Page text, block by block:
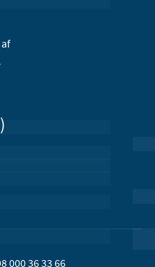
000 36 33 66